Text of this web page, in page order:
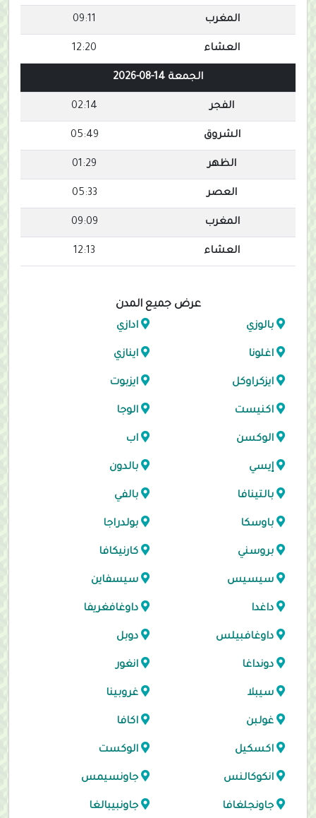
المغرب 09:11
العشاء 12:20
الجمعة 14-08-2026
الفجر 02:14
الشروق 05:49
الظهر 01:29
العصر 05:33
المغرب 09:09
العشاء 12:13
عرض جميع المدن
بالوزي ادازي
اغلونا اينازي
ايزكراوكل ايزبوت
اكنيست الوجا
الوكسن اب
إيسي بالدون
بالتينافا بالفي
باوسكا بولدراجا
بروسني كارنيكافا
سيسيس سيسفاين
داغدا داوغافغريفا
داوغافبيلس دوبل
دونداغا انغور
سيبلا غروبينا
غولبن اكافا
اكسكيل الوكست
انكوكالنس جاونسيمس
جاونجلغافا جاونبيبالغا